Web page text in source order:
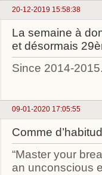
20-12-2019 15:58:38
La semaine à
et désormais
Since 2014-
09-01-2020 17:05:55
Comme
“Master your
an unconscious